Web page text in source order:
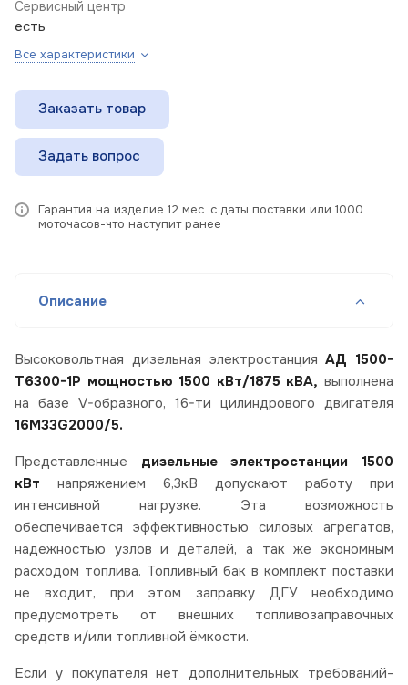
Сервисный центр
есть
Все характеристики
Заказать товар
Задать вопрос
Гарантия на изделие 12 мес. с даты поставки или 1000
моточасов-что наступит ранее
Описание
Высоковольтная дизельная электростанция АД 1500-
Т6300-1Р мощностью 1500 кВт/1875 кВА, выполнена
на базе V-образного, 16-ти цилиндрового двигателя
16M33G2000/5.
Представленные дизельные электростанции 1500
кВт напряжением 6,3кВ допускают работу при
интенсивной нагрузке. Эта возможность
обеспечивается эффективностью силовых агрегатов,
надежностью узлов и деталей, а так же экономным
расходом топлива. Топливный бак в комплект поставки
не входит, при этом заправку ДГУ необходимо
предусмотреть от внешних топливозаправочных
средств и/или топливной ёмкости.
Если у покупателя нет дополнительных требований-